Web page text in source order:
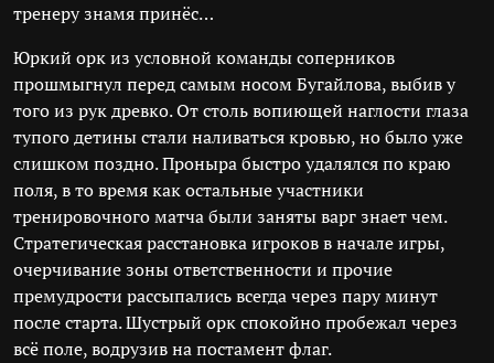
тренеру знамя принёс…
Юркий орк из условной команды соперников
прошмыгнул перед самым носом Бугайлова, выбив у
того из рук древко. От столь вопиющей наглости глаза
тупого детины стали наливаться кровью, но было уже
слишком поздно. Проныра быстро удалялся по краю
поля, в то время как остальные участники
тренировочного матча были заняты варг знает чем.
Стратегическая расстановка игроков в начале игры,
очерчивание зоны ответственности и прочие
премудрости рассыпались всегда через пару минут
после старта. Шустрый орк спокойно пробежал через
всё поле, водрузив на постамент флаг.